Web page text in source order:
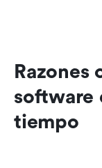
Razones
software
tiempo